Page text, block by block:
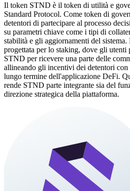
Il token STND è il token di utilità e
Standard Protocol. Come token di
detentori di partecipare al processo
su parametri chiave come i tipi di
stabilità e gli aggiornamenti del
progettata per lo staking, dove gli utenti
STND per ricevere una parte delle
allineando gli incentivi dei detentori con
lungo termine dell'applicazione DeFi.
rende STND parte integrante sia del
direzione strategica della piattaforma.